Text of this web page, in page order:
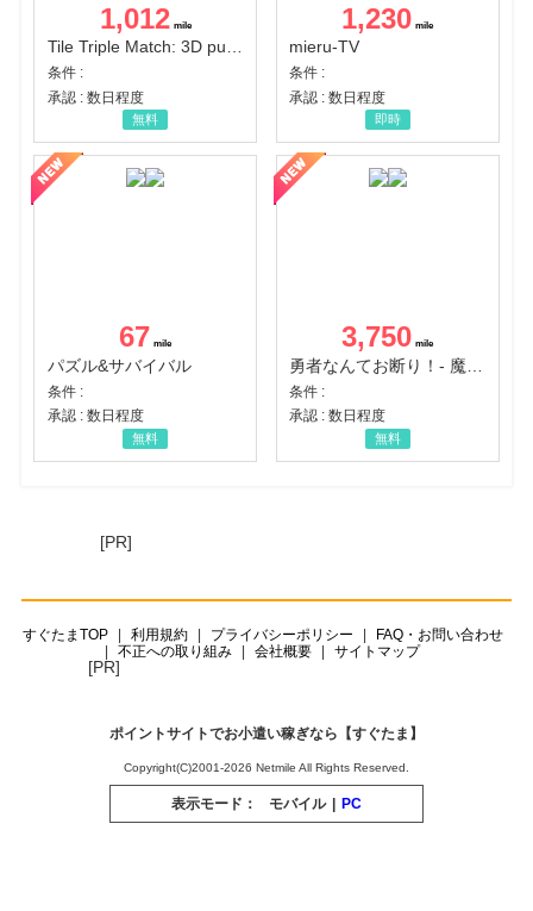
1,012
Tile Triple Match: 3D puzzle
条件 :
承認 : 数日程度
無料
1,230
mieru-TV
条件 :
承認 : 数日程度
即時
67
パズル&サバイバル
条件 :
承認 : 数日程度
無料
3,750
条件 :
承認 : 数日程度
無料
[PR]
すぐたまTOP 利用規約 プライバシーポリシー
FAQ・お問い合わせ
不正への取り組み
会社概要 サイトマップ
[PR]
ポイントサイトでお小遣い稼ぎなら【すぐたま】
Copyright(C)2001-2026 Netmile All Rights Reserved.
表示モード： モバイル | PC